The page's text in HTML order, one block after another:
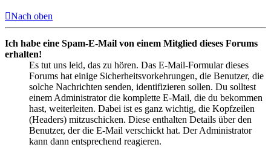
Nach oben
Ich habe eine Spam-E-Mail von einem Mitglied dieses Forums
erhalten!
Es tut uns leid, das zu hören. Das E-Mail-Formular dieses
Forums hat einige Sicherheitsvorkehrungen, die Benutzer, die
solche Nachrichten senden, identifizieren sollen. Du solltest
einem Administrator die komplette E-Mail, die du bekommen
hast, weiterleiten. Dabei ist es ganz wichtig, die Kopfzeilen
(Headers) mitzuschicken. Diese enthalten Details über den
Benutzer, der die E-Mail verschickt hat. Der Administrator
kann dann entsprechend reagieren.